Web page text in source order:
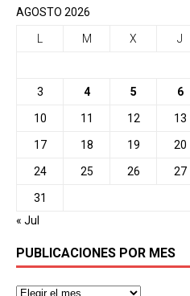
AGOSTO 2026
M X J
3 4 5 6
10 11 12 13
17 18 19 20
24 25 26 27
31
« Jul
PUBLICACIONES POR MES